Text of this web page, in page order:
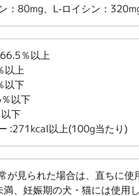
：80mg、L-ロイシン：
％以上
以上
以下
以下
下
:271kcal以上(100g当たり)
が見られた場合は、直ちに
満、妊娠期の犬・猫には使用